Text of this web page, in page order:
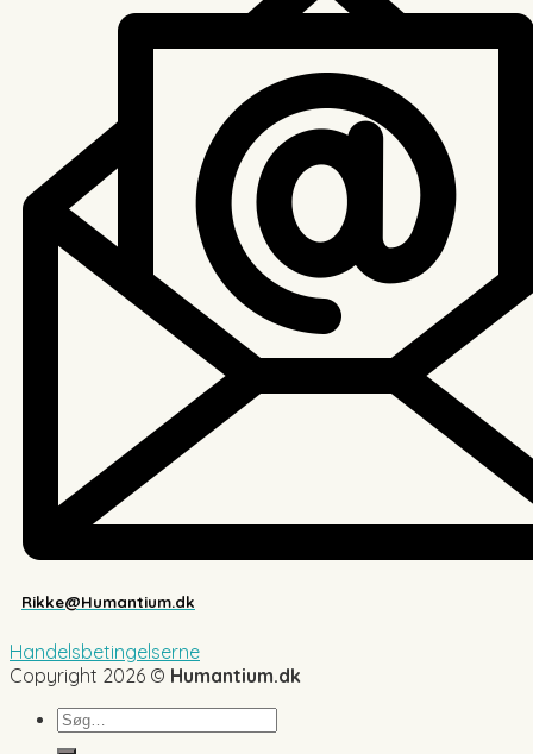
Rikke@Humantium.dk
Handelsbetingelserne
Copyright 2026 © Humantium.dk
Søg
efter: